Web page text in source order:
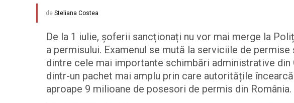
de Steliana Costea
De la 1 iulie, șoferii sancționați nu vor mai merge la
a permisului. Examenul se mută la serviciile de
dintre cele mai importante schimbări administrative
dintr-un pachet mai amplu prin care autoritățile
aproape 9 milioane de posesori de permis din România.